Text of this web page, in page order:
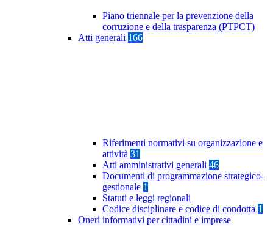
Piano triennale per la prevenzione della
corruzione e della trasparenza (PTPCT)
Atti generali 166
Riferimenti normativi su organizzazione e
attività 31
Atti amministrativi generali 46
Documenti di programmazione strategico-
gestionale 1
Statuti e leggi regionali
Codice disciplinare e codice di condotta 1
Oneri informativi per cittadini e imprese